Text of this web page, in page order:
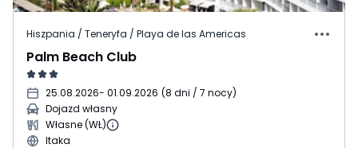
Hiszpania / Teneryfa / Playa de las Americas
Palm Beach Club
25.08.2026- 01.09.2026 (8 dni / 7 nocy)
Dojazd własny
Własne (WŁ)
Itaka